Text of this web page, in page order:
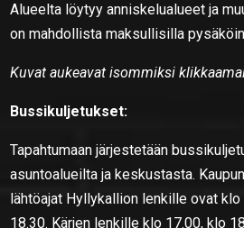
Alueelta löytyy anniskelualueet ja
on mahdollista maksullisilla
Kuvat aukeavat isommiksi
Bussikuljetukset:
Tapahtumaan järjestetään
asuntoalueilta ja keskustasta.
lähtöajat Hyllykallion lenkille ovat
18.30. Kärjen lenkille klo 17.00, klo